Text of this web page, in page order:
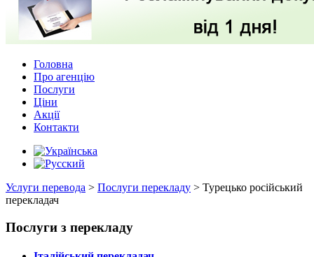
Головна
Про агенцію
Послуги
Ціни
Акції
Контакти
Услуги перевода > Послуги перекладу > Турецько російський
перекладач
Послуги з перекладу